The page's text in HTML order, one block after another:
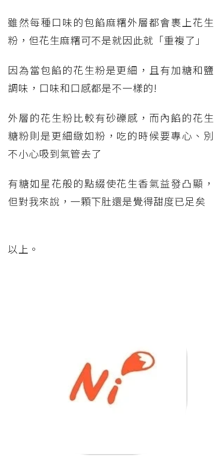
雖然每種口味的包餡麻糬外層都會裹上花生
粉，但花生麻糬可不是就因此就「重複了」
因為當包餡的花生粉是更細，且有加糖和鹽
調味，口味和口感都是不一樣的!
外層的花生粉比較有砂礫感，而內餡的花生
糖粉則是更細緻如粉，吃的時候要專心、別
不小心吸到氣管去了
有糖如星花般的點綴使花生香氣益發凸顯，
但對我來說，一顆下肚還是覺得甜度已足矣
以上。